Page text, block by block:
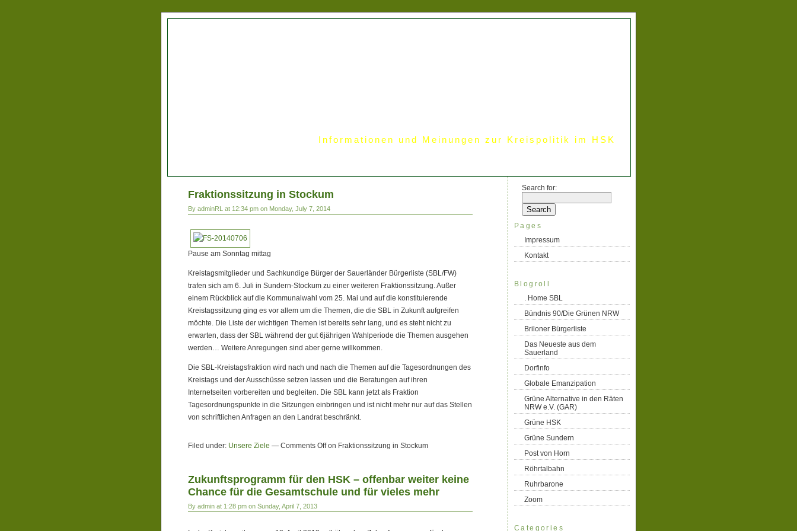
Informationen und Meinungen zur Kreispolitik im HSK
Fraktionssitzung in Stockum
By adminRL at 12:34 pm on Monday, July 7, 2014
Pause am Sonntag mittag
Kreistagsmitglieder und Sachkundige Bürger der Sauerländer Bürgerliste (SBL/FW)
trafen sich am 6. Juli in Sundern-Stockum zu einer weiteren Fraktionssitzung. Außer
einem Rückblick auf die Kommunalwahl vom 25. Mai und auf die konstituierende
Kreistagssitzung ging es vor allem um die Themen, die die SBL in Zukunft aufgreifen
möchte. Die Liste der wichtigen Themen ist bereits sehr lang, und es steht nicht zu
erwarten, dass der SBL während der gut 6jährigen Wahlperiode die Themen ausgehen
werden… Weitere Anregungen sind aber gerne willkommen.
Die SBL-Kreistagsfraktion wird nach und nach die Themen auf die Tagesordnungen des
Kreistags und der Ausschüsse setzen lassen und die Beratungen auf ihren
Internetseiten vorbereiten und begleiten. Die SBL kann jetzt als Fraktion
Tagesordnungspunkte in die Sitzungen einbringen und ist nicht mehr nur auf das Stellen
von schriftlichen Anfragen an den Landrat beschränkt.
Filed under: Unsere Ziele — Comments Offon Fraktionssitzung in Stockum
Zukunftsprogramm für den HSK – offenbar weiter keine
Chance für die Gesamtschule und für vieles mehr
By admin at 1:28 pm on Sunday, April 7, 2013
Search for:
Pages
Impressum
Kontakt
Blogroll
. Home SBL
Bündnis 90/Die Grünen NRW
Briloner Bürgerliste
Das Neueste aus dem
Sauerland
Dorfinfo
Globale Emanzipation
Grüne Alternative in den Räten
NRW e.V. (GAR)
Grüne HSK
Grüne Sundern
Post von Horn
Röhrtalbahn
Ruhrbarone
Zoom
Categories